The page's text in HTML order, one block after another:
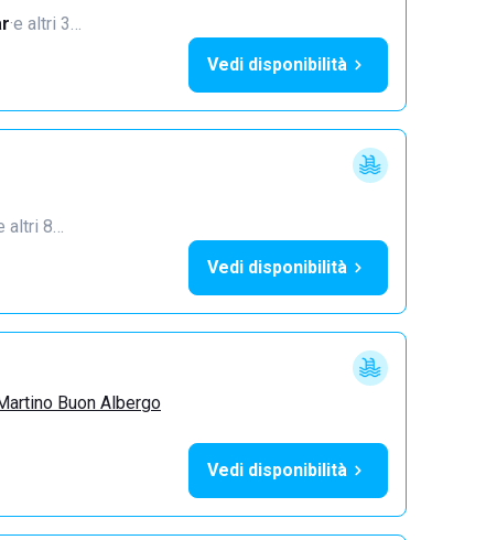
·e altri 3…
Vedi disponibilità
altri 8…
Vedi disponibilità
Buon Albergo
Vedi disponibilità